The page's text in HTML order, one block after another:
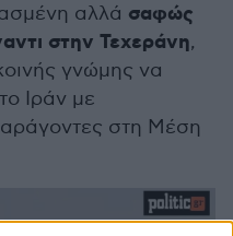
αλλά σαφώς
στην Τεχεράνη,
γνώμης να
Ιράν με
στη Μέση